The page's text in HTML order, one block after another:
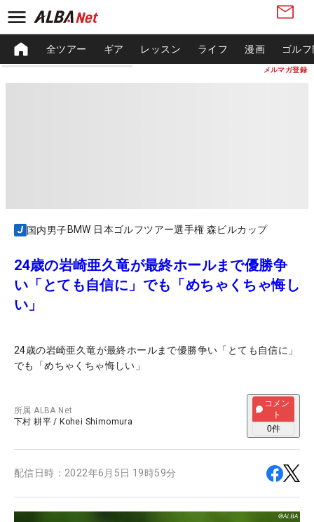
メルマガ登録
全ツアー ギア レッスン ライフ 漫画 ゴル
国内男子BMW 日本ゴルフツアー選手権 森ビルカップ
24歳の岩崎亜久竜が最終ホールまで優勝争
い「とても自信に」でも「めちゃくちゃ悔し
い」
24歳の岩崎亜久竜が最終ホールまで優勝争い「とても自信に」
でも「めちゃくちゃ悔しい」
所属ALBA Net
下村 耕平 / Kohei Shimomura
コメン
ト
0件
配信日時： 2022年6月5日 19時59分